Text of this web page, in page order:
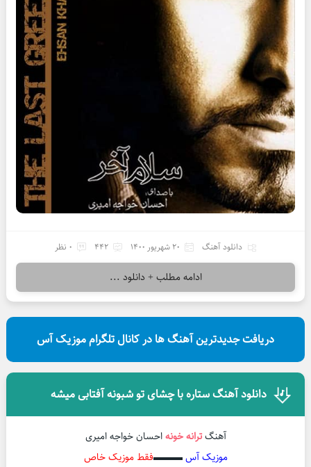
دانلود آهنگ 20 شهریور 1400 442 0 نظر
ادامه مطلب + دانلود ...
دریافت جدیدترین آهنگ ها در کانال تلگرام موزیک آس
دانلود آهنگ ستاره با چشای تو شبونه آفتابی میشه
آهنگترانه خونهاحسان خواجه امیری
موزیک آس▬▬▬فقط موزیک خاص